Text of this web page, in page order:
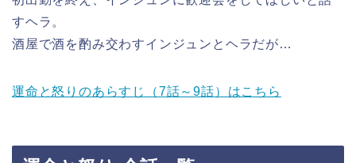
すヘラ。
酒屋で酒を酌み交わすインジュンとヘラだが…
運命と怒りのあらすじ（7話～9話）はこちら